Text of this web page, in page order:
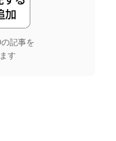
記事を
す